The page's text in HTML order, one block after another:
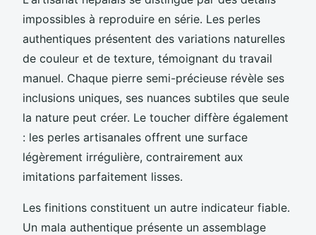
impossibles à reproduire en série. Les perles
authentiques présentent des variations naturelles
de couleur et de texture, témoignant du travail
manuel. Chaque pierre semi-précieuse révèle ses
inclusions uniques, ses nuances subtiles que seule
la nature peut créer. Le toucher diffère également
: les perles artisanales offrent une surface
légèrement irrégulière, contrairement aux
imitations parfaitement lisses.
Les finitions constituent un autre indicateur fiable.
Un mala authentique présente un assemblage